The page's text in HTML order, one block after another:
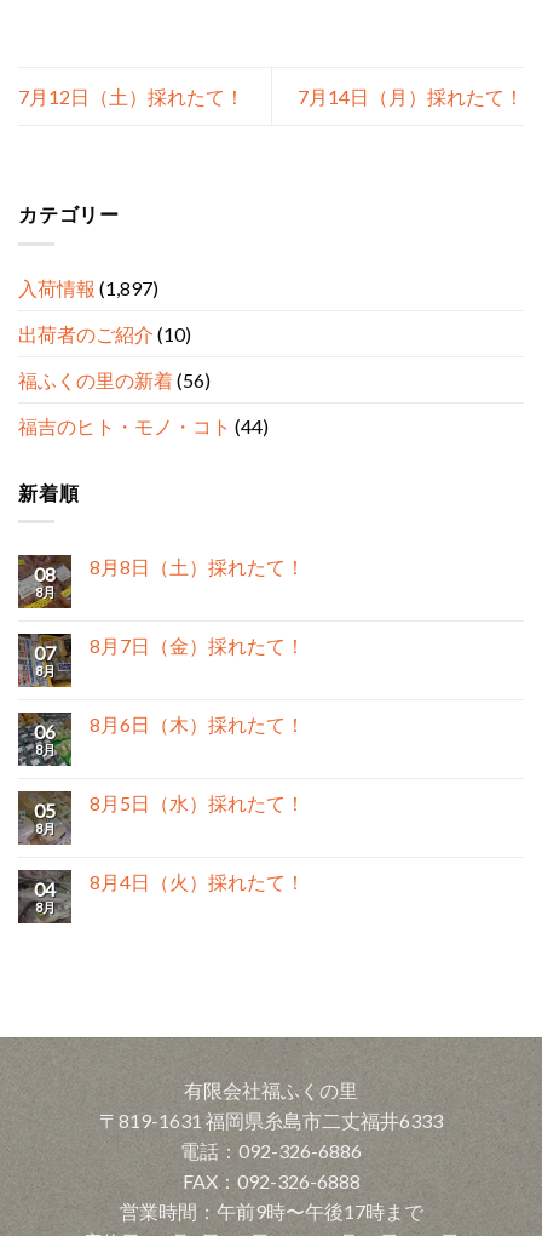
カテゴリー
入荷情報 (1,897)
出荷者のご紹介 (10)
福ふくの里の新着(56)
福吉のヒト・モノ・コト (44)
新着順
08
8月
8月8日（土）採れたて！
07
8月
8月7日（金）採れたて！
06
8月
8月6日（木）採れたて！
05
8月
8月5日（水）採れたて！
04
8月
8月4日（火）採れたて！
7月12日（土）採れたて！ 7月14日（月）採れたて！
有限会社福ふくの里
〒819-1631 福岡県糸島市二丈福井6333
電話：092-326-6886
FAX：092-326-6888
営業時間：午前9時〜午後17時まで